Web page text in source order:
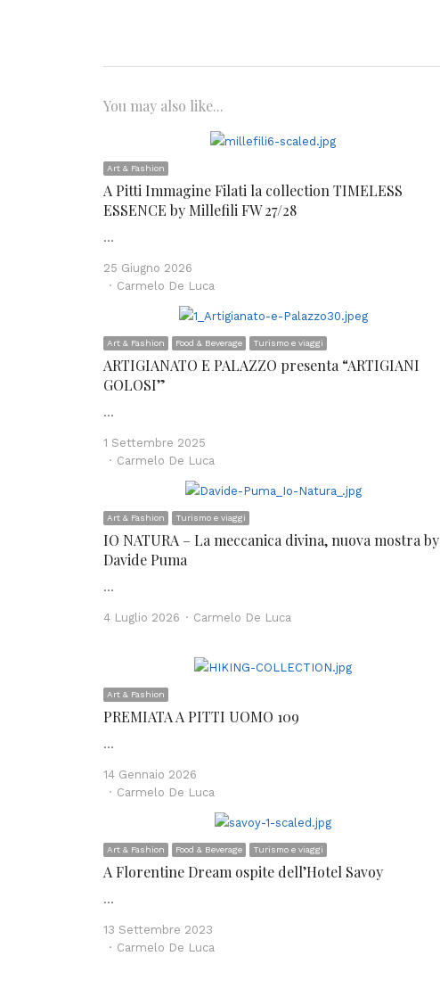
You may also like...
Art & Fashion
A Pitti Immagine Filati la collection TIMELESS
ESSENCE by Millefili FW 27/28
…
25 Giugno 2026
Author
Carmelo De Luca
Art & Fashion Food & Beverage Turismo e viaggi
ARTIGIANATO E PALAZZO presenta “ARTIGIANI
GOLOSI”
…
1 Settembre 2025
Author
Carmelo De Luca
Art & Fashion Turismo e viaggi
IO NATURA – La meccanica divina, nuova mostra by
Davide Puma
…
4 Luglio 2026 Author
Carmelo De Luca
Art & Fashion
PREMIATA A PITTI UOMO 109
…
14 Gennaio 2026
Author
Carmelo De Luca
Art & Fashion Food & Beverage Turismo e viaggi
A Florentine Dream ospite dell’Hotel Savoy
…
13 Settembre 2023
Author
Carmelo De Luca